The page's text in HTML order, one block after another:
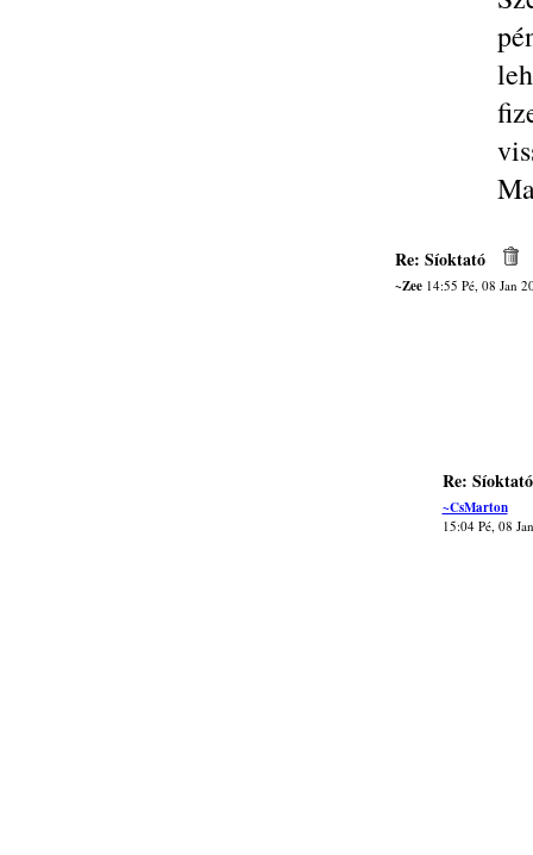
Re: Síoktató
~Zee14:55 Pé, 08 Jan
Re: Síoktató
~CsMarton
15:04 Pé, 08